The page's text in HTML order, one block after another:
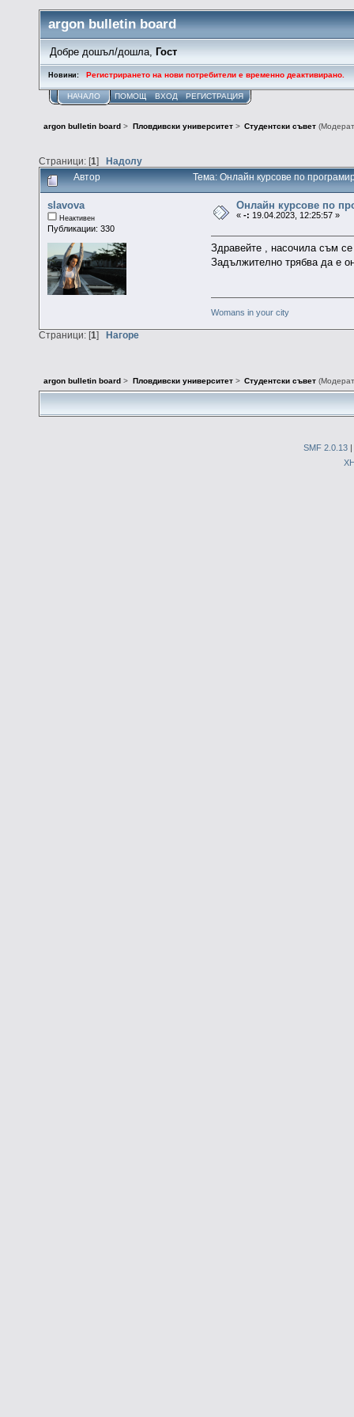
argon bulletin board
Добре дошъл/дошла, Гост
Новини: Регистрирането на нови потребители е временно деактивирано.
НАЧАЛО ПОМОЩ ВХОД РЕГИСТРАЦИЯ
argon bulletin board > Пловдивски университет> Студентски съвет
Страници: [1] Надолу
Автор Тема: Онлайн курсове по
slavova
Неактивен
Публикации: 330
Онлайн курсове по
«-: 19.04.2023, 12:25:57 »
Здравейте , насочила съм
Задължително трябва да е
Womans in your city
Страници: [1] Нагоре
argon bulletin board > Пловдивски университет> Студентски съвет
SMF 2.0.13|